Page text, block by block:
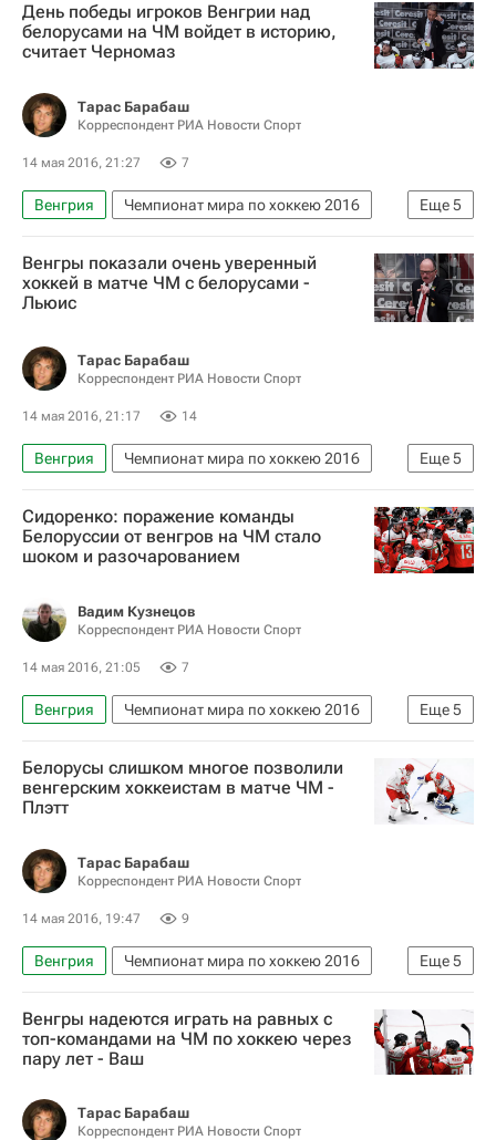
Белоруссия
Франция Джефф Плэтт
День победы игроков Венгрии над
белорусами на ЧМ войдет в историю,
считает Черномаз
Тарас Барабаш
Корреспондент РИА Новости Спорт
14 мая 2016, 21:27 7
Еще5
Венгрия
Чемпионат мира по хоккею 2016
Хоккей
Спорт
Рич Черномаз
Чемпионат мира по хоккею
Белоруссия
Венгры показали очень уверенный
хоккей в матче ЧМ с белорусами -
Льюис
Тарас Барабаш
Корреспондент РИА Новости Спорт
14 мая 2016, 21:17 14
Еще5
Венгрия
Чемпионат мира по хоккею 2016
Хоккей
Спорт
Дэйв Льюис
Чемпионат мира по хоккею
Белоруссия
Сидоренко: поражение команды
Белоруссии от венгров на ЧМ стало
шоком и разочарованием
Вадим Кузнецов
Корреспондент РИА Новости Спорт
14 мая 2016, 21:05 7
Еще5
Венгрия
Чемпионат мира по хоккею 2016
Хоккей
Спорт
Андрей Сидоренко
Чемпионат мира по хоккею
Белоруссия
Белорусы слишком многое позволили
венгерским хоккеистам в матче ЧМ -
Плэтт
Тарас Барабаш
Корреспондент РИА Новости Спорт
14 мая 2016, 19:47 9
Еще5
Венгрия
Чемпионат мира по хоккею 2016
Хоккей
Спорт
Чемпионат мира по хоккею
Белоруссия
Джефф Плэтт
Венгры надеются играть на равных с
топ-командами на ЧМ по хоккею через
пару лет - Ваш
Тарас Барабаш
Корреспондент РИА Новости Спорт